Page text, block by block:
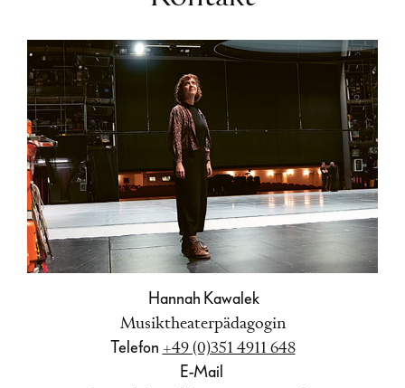
Hannah Kawalek
Musiktheaterpädagogin
Telefon +49 (0)351 4911 648
E-Mail